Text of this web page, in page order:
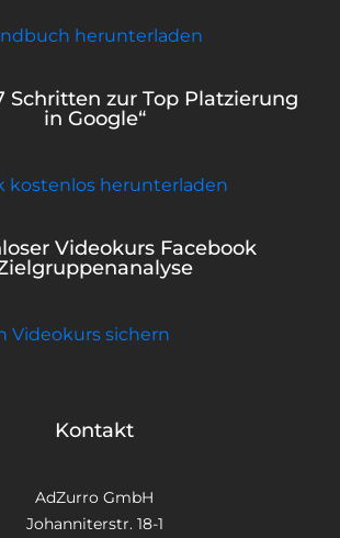
herunterladen
Schritten zur Top Platzierung
in Google“
kostenlos herunterladen
Videokurs Facebook
Videokurs sichern
Kontakt
AdZurro GmbH
Johanniterstr. 18-1